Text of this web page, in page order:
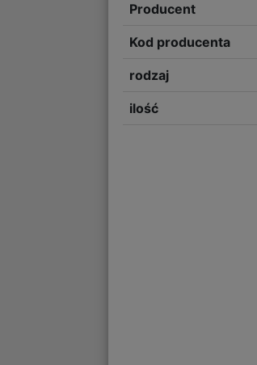
Producent
Kod producenta
rodzaj
ilość